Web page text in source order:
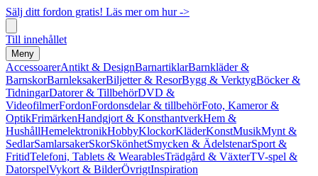
Sälj ditt fordon gratis! Läs mer om hur ->
Till innehållet
Meny
AccessoarerAntikt & DesignBarnartiklarBarnkläder &
BarnskorBarnleksakerBiljetter & ResorBygg & VerktygBöcker &
TidningarDatorer & TillbehörDVD &
VideofilmerFordonFordonsdelar & tillbehörFoto, Kameror &
OptikFrimärkenHandgjort & KonsthantverkHem &
HushållHemelektronikHobbyKlockorKläderKonstMusikMynt &
SedlarSamlarsakerSkorSkönhetSmycken & ÄdelstenarSport &
FritidTelefoni, Tablets & WearablesTrädgård & VäxterTV-spel &
DatorspelVykort & BilderÖvrigtInspiration